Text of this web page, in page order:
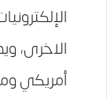
أمريكي